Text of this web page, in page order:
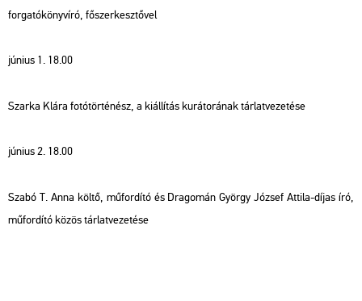
for­ga­tó­könyv­író, fő­szer­kesz­tő­vel
jú­ni­us 1. 18.00
Szar­ka Klára fo­tó­tör­té­nész, a ki­ál­lí­tás ku­rá­to­rá­nak tár­lat­ve­ze­té­se
jú­ni­us 2. 18.00
Szabó T. Anna költő, mű­for­dí­tó és Dra­go­mán György Jó­zsef At­ti­la-díjas író,
mű­for­dí­tó közös tár­lat­ve­ze­té­se